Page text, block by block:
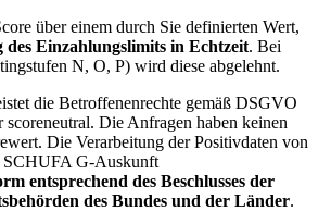
über einem durch Sie definierten Wert,
des Einzahlungslimits in Echtzeit. Bei
N, O, P) wird diese abgelehnt.
die Betroffenenrechte gemäß DSGVO
Die Anfragen haben keinen
Die Verarbeitung der Positivdaten von
SCHUFA G-Auskunft
entsprechend des Beschlusses der
des Bundes und der Länder.